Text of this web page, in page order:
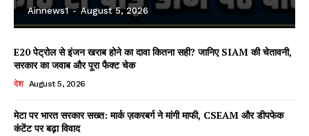
Ainnews1 - August 5, 2026
E20 पेट्रोल से इंजन खराब होने का दावा कितना सही? जानिए SIAM की चेतावनी,
सरकार का जवाब और पूरा फैक्ट चेक
देश August 5, 2026
मेटा पर भारत सरकार सख्त: मार्क ज़करबर्ग ने मांगी माफी, CSEAM और डीपफेक
कंटेंट पर बढ़ा विवाद